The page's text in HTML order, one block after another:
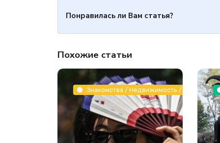
Понравилась ли Вам статья?
Похожие статьи
Знакомства / Недвижимость / Животные